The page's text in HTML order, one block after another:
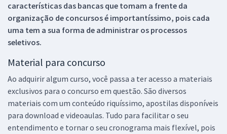
características das bancas que tomam a frente da
organização de concursos é importantíssimo, pois cada
uma tem a sua forma de administrar os processos
seletivos.
Material para concurso
Ao adquirir algum curso, você passa a ter acesso a materiais
exclusivos para o concurso em questão. São diversos
materiais com um conteúdo riquíssimo, apostilas disponíveis
para download e videoaulas. Tudo para facilitar o seu
entendimento e tornar o seu cronograma mais flexível, pois